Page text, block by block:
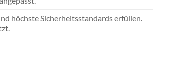
höchste Sicherheitsstandards erfüllen.